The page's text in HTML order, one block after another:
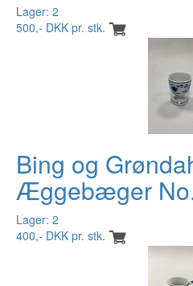
Lager: 2
500,- DKK pr. stk.
Bing og
Æggebæger
Lager: 2
400,- DKK pr. stk.